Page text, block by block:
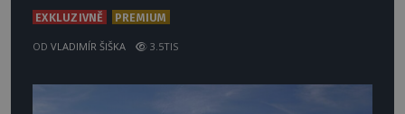
EXKLUZIVNĚ PREMIUM
OD VLADIMÍR ŠIŠKA 3.5TIS